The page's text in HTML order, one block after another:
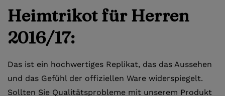
Heimtrikot für Herren
2016/17:
Das ist ein hochwertiges Replikat, das das Aussehen
und das Gefühl der offiziellen Ware widerspiegelt.
Sollten Sie Qualitätsprobleme mit unserem Produkt